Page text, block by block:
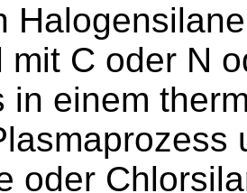
mit C oder N
in einem
oder